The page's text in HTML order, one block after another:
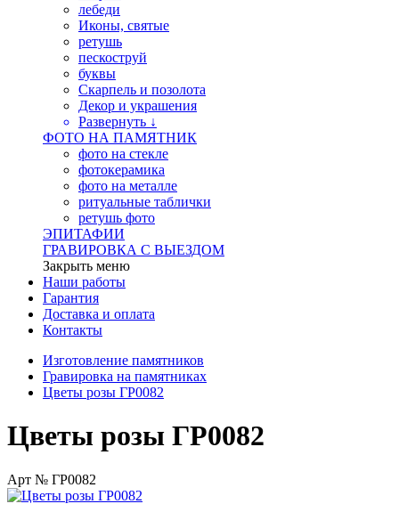
лебеди
Иконы, святые
ретушь
пескоструй
буквы
Скарпель и позолота
Декор и украшения
Развернуть ↓
ФОТО НА ПАМЯТНИК
фото на стекле
фотокерамика
фото на металле
ритуальные таблички
ретушь фото
ЭПИТАФИИ
ГРАВИРОВКА С ВЫЕЗДОМ
Закрыть меню
Наши работы
Гарантия
Доставка и оплата
Контакты
Изготовление памятников
Гравировка на памятниках
Цветы розы ГР0082
Цветы розы ГР0082
Арт № ГР0082